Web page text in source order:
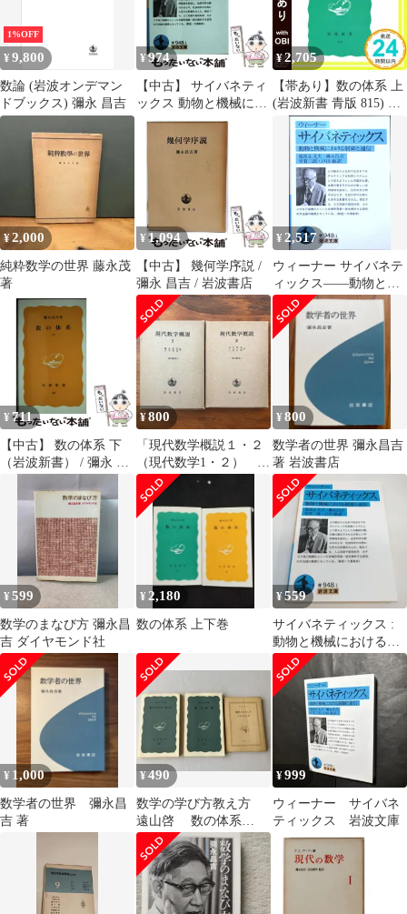
1%OFF
¥9,800
数論 (岩波オンデマン
ドブックス) 彌永 昌吉
¥ 974
【中古】 サイバネティ
ックス 動物と機械にお
ける制御と通信 (岩波
文庫 33-948-1) / ウィー
ナー、池原止戈夫 彌永
¥2,705
【帯あり】数の体系 上
(岩波新書 青版 815) 彌
永 昌吉_07
¥2,000
純粋数学の世界 藤永茂
著
¥ 1,094
【中古】 幾何学序説 /
彌永 昌吉 / 岩波書店
¥ 2,517
ウィーナー サイバネテ
ィックス――動物と機
械における制御と通信
(岩波文庫) ノーバー
ト・ウィーナー? 池原
止戈夫? 彌永 昌吉? 室
賀 三郎; 戸田 巌
¥ 711
【中古】 数の体系 下
（岩波新書） / 彌永 昌
¥800
「現代数学概説１・２
（現代数学1・２） ２
冊」 彌永昌吉・小平邦
彦 岩波書店 1980年10月
20日 第17刷発行 重版
☆解析学/線形代数学/数
学基礎論/数理科学/理論
数学/大学教材/数学教
育/学術書/専門教育/理
工学 S05TE8
ccB49nm17
¥800
数学者の世界 彌永昌吉
著 岩波書店
¥599
数学のまなび方 彌永昌
吉 ダイヤモンド社
¥ 2,180
数の体系 上下巻
¥559
サイバネティックス :
動物と機械における制
御と通信
¥ 1,000
数学者の世界 彌永昌
吉 著
¥490
数学の学び方教え方
遠山啓 数の体系
（上）彌永昌吉 数学の
たのしさ 矢野健太郎
¥999
ウィーナー サイバネ
ティックス 岩波文庫